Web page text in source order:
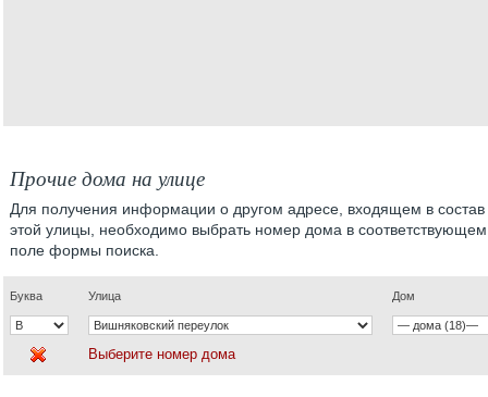
Прочие дома на улице
Для получения информации о другом адресе, входящем в состав
этой улицы, необходимо выбрать номер дома в соответствующем
поле формы поиска.
Буква Улица Дом
Выберите номер дома